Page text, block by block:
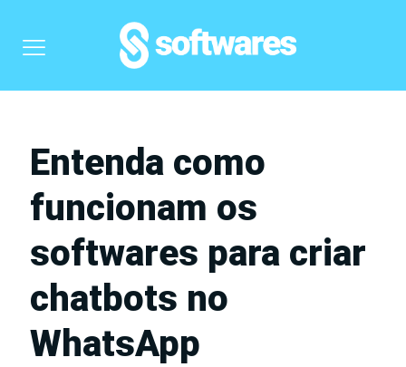
Entenda como
funcionam os
softwares para criar
chatbots no
WhatsApp